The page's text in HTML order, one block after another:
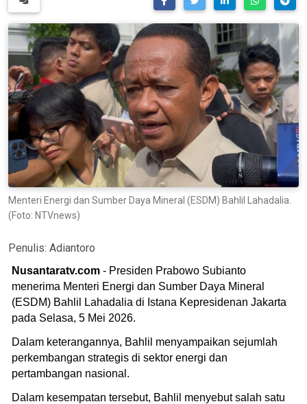
Menteri Energi dan Sumber Daya Mineral (ESDM) Bahlil Lahadalia.
(Foto: NTVnews)
Penulis: Adiantoro
Nusantaratv.com - Presiden Prabowo Subianto
menerima Menteri Energi dan Sumber Daya Mineral
(ESDM) Bahlil Lahadalia di Istana Kepresidenan Jakarta
pada Selasa, 5 Mei 2026.
Dalam keterangannya, Bahlil menyampaikan sejumlah
perkembangan strategis di sektor energi dan
pertambangan nasional.
Dalam kesempatan tersebut, Bahlil menyebut salah satu